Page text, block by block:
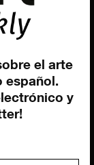
el arte
español.
y
en
o